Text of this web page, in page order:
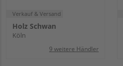
Verkauf & Versand
Holz Schwan
Köln
9 weitere Händler